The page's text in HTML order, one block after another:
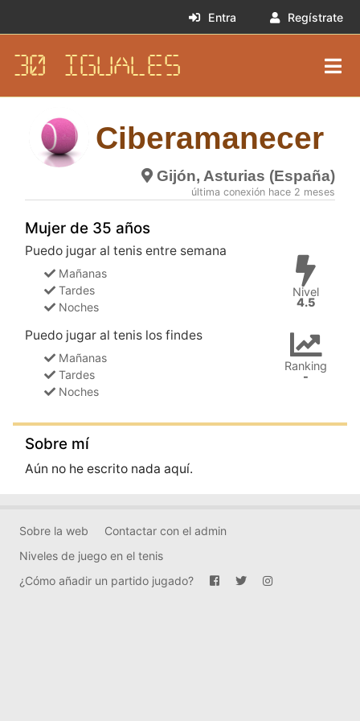
Entra Regístrate
30 IGUALES
Ciberamanecer
Gijón, Asturias (España)
última conexión hace 2 meses
Mujer de 35 años
Puedo jugar al tenis entre semana
Mañanas
Tardes
Noches
Puedo jugar al tenis los findes
Mañanas
Tardes
Noches
Nivel
4.5
Ranking
-
Sobre mí
Aún no he escrito nada aquí.
Sobre la web
Contactar con el admin
Niveles de juego en el tenis
¿Cómo añadir un partido jugado?